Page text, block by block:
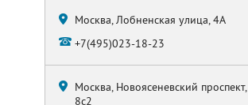
Москва, Лобненская улица, 4А
+7(495)023-18-23
Москва, Новоясеневский проспект,
8с2